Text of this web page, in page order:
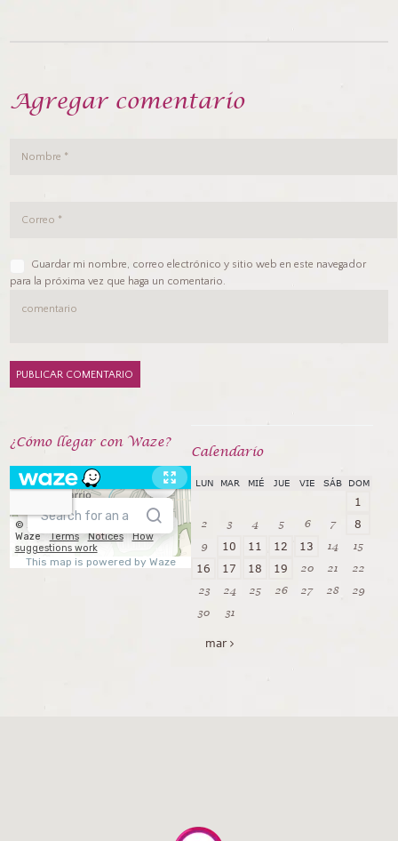
Agregar comentario
Guardar mi nombre, correo electrónico y sitio web en este navegador
para la próxima vez que haga un comentario.
¿Cómo llegar con Waze?
Calendarío
LUN MAR MIÉ JUE VIE SÁB DOM
1
2 3 4 5 6 7 8
9 10 11 12 13 14 15
16 17 18 19 20 21
22
23
24 25 26 27 28
29
30
31
mar